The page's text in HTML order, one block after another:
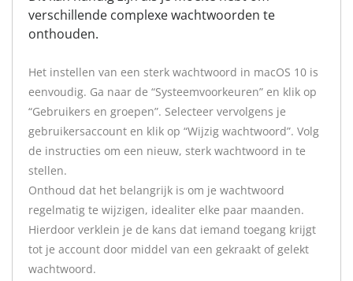
verschillende complexe wachtwoorden te
onthouden.
Het instellen van een sterk wachtwoord in macOS 10 is
eenvoudig. Ga naar de “Systeemvoorkeuren” en klik op
“Gebruikers en groepen”. Selecteer vervolgens je
gebruikersaccount en klik op “Wijzig wachtwoord”. Volg
de instructies om een nieuw, sterk wachtwoord in te
stellen.
Onthoud dat het belangrijk is om je wachtwoord
regelmatig te wijzigen, idealiter elke paar maanden.
Hierdoor verklein je de kans dat iemand toegang krijgt
tot je account door middel van een gekraakt of gelekt
wachtwoord.